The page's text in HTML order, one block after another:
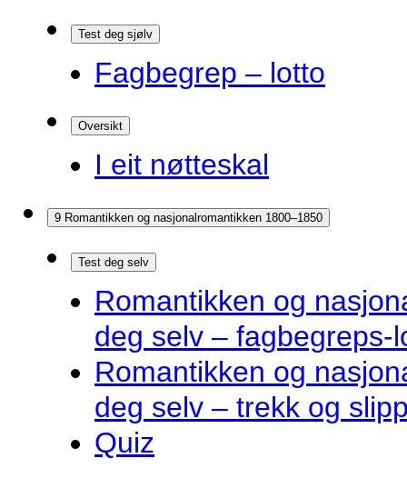
Test deg sjølv
Fagbegrep – lotto
Oversikt
I eit nøtteskal
9 Romantikken og nasjonalromantikken 1800–1850
Test deg selv
Romantikken og
deg selv – fagbegreps-
Romantikken og
deg selv – trekk og
Quiz